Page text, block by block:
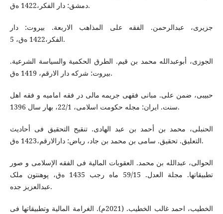
دمشق: دار الفکر،1422 ه‌ق.
جزیری، عبدالرحمن. الفقه علی المذاهب الاربعة. بیروت: دار
الفکر،1422 ه‌ق، 5.
الجوزی، أبوعبدالله محمد بن قیم. الطرق الحکمیة والسیاسة الشرعیة.
بیروت: شرکه دار الارقم، 1419 ه‌ق.
حبیبی، ضمن علی. مبانی فقهی جریمه مالی در فقه امامیه و فقه اهل
سنت. ایران: مجله حکومت اسلامی، 22/1، بهار سال 1396.
الحنبلی، محمد بن أحمد بن عبد الهادی. تنقیح التحقیق فی أحادیث
التعلیق. تحقیق. سامی بن محمد بن جاد، ریاض: دارالارقم،1423 ه‌ق.
الحوالی، عبدالله بن محمد. العقوبات المالیة فی الفقه الإسلامی و صور
تطبیقاتها. مجلة العدل. 59/15 ماه رجب 1435 ه‌ق، پوهنتون ملک
عبدالعزیز جده.
الخطیب، احمد غالب الخطیب. (2021م). الغرامة المالیة وتطبیقاتها فی